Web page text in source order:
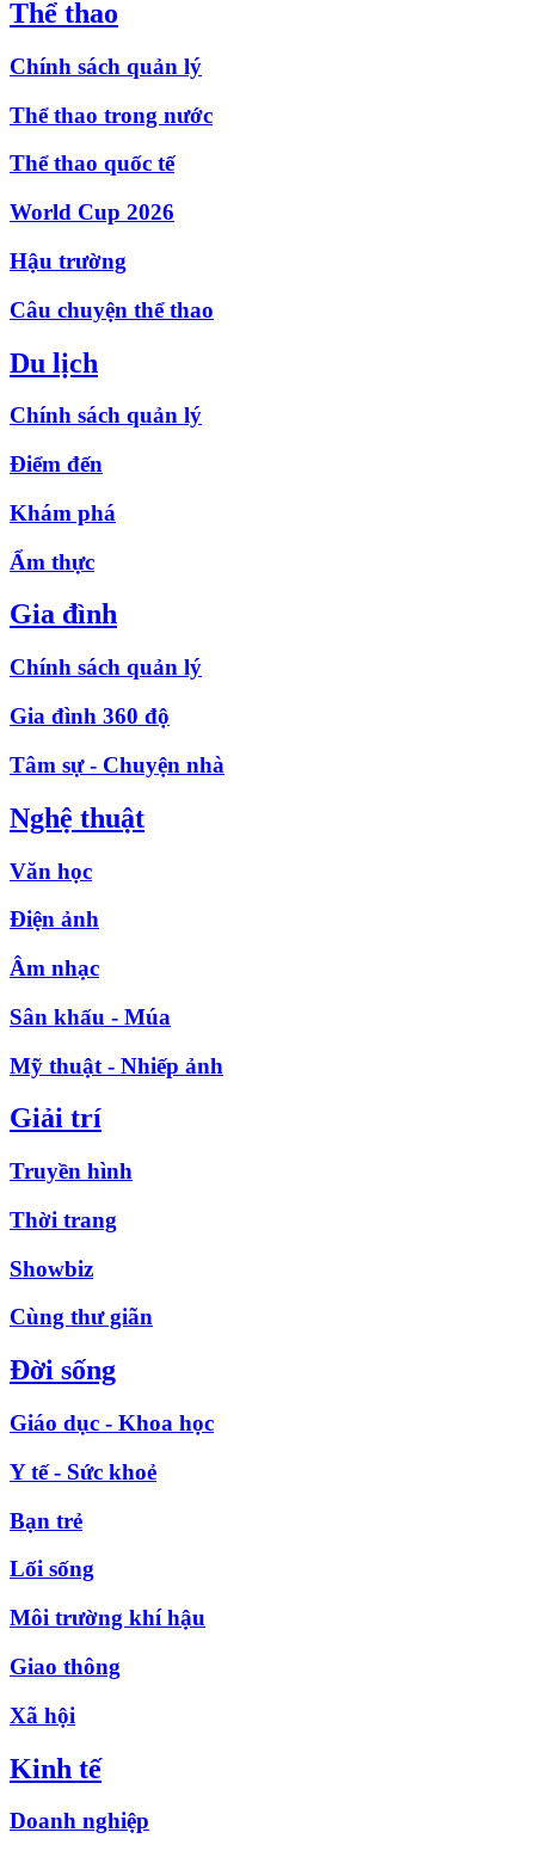
Thể thao
Chính sách quản lý
Thể thao trong nước
Thể thao quốc tế
World Cup 2026
Hậu trường
Câu chuyện thể thao
Du lịch
Chính sách quản lý
Điểm đến
Khám phá
Ẩm thực
Gia đình
Chính sách quản lý
Gia đình 360 độ
Tâm sự - Chuyện nhà
Nghệ thuật
Văn học
Điện ảnh
Âm nhạc
Sân khấu - Múa
Mỹ thuật - Nhiếp ảnh
Giải trí
Truyền hình
Thời trang
Showbiz
Cùng thư giãn
Đời sống
Giáo dục - Khoa học
Y tế - Sức khoẻ
Bạn trẻ
Lối sống
Môi trường khí hậu
Giao thông
Xã hội
Kinh tế
Doanh nghiệp